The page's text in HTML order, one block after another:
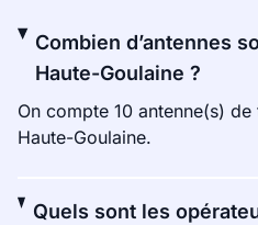
Combien d’antennes
Haute-Goulaine ?
On compte 10 antenne(s)
Haute-Goulaine.
Quels sont les